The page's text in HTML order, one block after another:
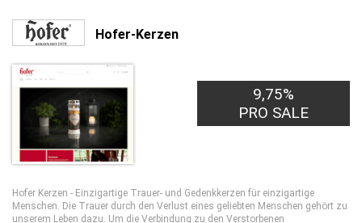
Hofer-Kerzen
9,75%
PRO SALE
Hofer Kerzen - Einzigartige Trauer- und Gedenkkerzen für einzigartige
Menschen. Die Trauer durch den Verlust eines geliebten Menschen gehört zu
unserem Leben dazu. Um die Verbindung zu den Verstorbenen